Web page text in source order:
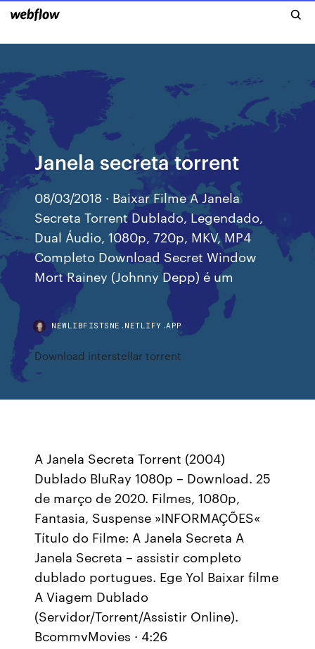
Janela secreta torrent
08/03/2018 · Baixar Filme A Janela
Secreta Torrent Dublado, Legendado,
Dual Áudio, 1080p, 720p, MKV, MP4
Completo Download Secret Window
Mort Rainey (Johnny Depp) é um
NEWLIBFISTSNE.NETLIFY.APP
Download interstellar torrent
A Janela Secreta Torrent (2004)
Dublado BluRay 1080p – Download. 25
de março de 2020. Filmes, 1080p,
Fantasia, Suspense »INFORMAÇÕES«
Título do Filme: A Janela Secreta A
Janela Secreta – assistir completo
dublado portugues. Ege Yol Baixar filme
A Viagem Dublado
(Servidor/Torrent/Assistir Online).
BcommvMovies · 4:26